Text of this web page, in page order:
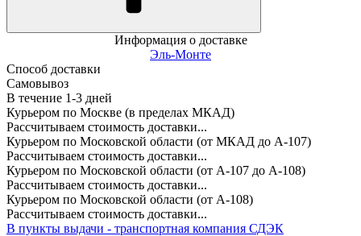
Информация о доставке
Эль-Монте
Способ доставки
Самовывоз
В течение 1-3 дней
Курьером по Москве (в пределах МКАД)
Рассчитываем стоимость доставки...
Курьером по Московской области (от МКАД до А-107)
Рассчитываем стоимость доставки...
Курьером по Московской области (от А-107 до А-108)
Рассчитываем стоимость доставки...
Курьером по Московской области (от А-108)
Рассчитываем стоимость доставки...
В пункты выдачи - транспортная компания СДЭК